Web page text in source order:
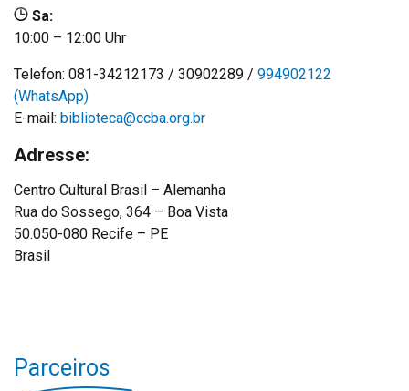
Sa:
10:00 – 12:00 Uhr
Telefon: 081-34212173 / 30902289 / 994902122
(WhatsApp)
E-mail: biblioteca@ccba.org.br
Adresse:
Centro Cultural Brasil – Alemanha
Rua do Sossego, 364 – Boa Vista
50.050-080 Recife – PE
Brasil
Parceiros